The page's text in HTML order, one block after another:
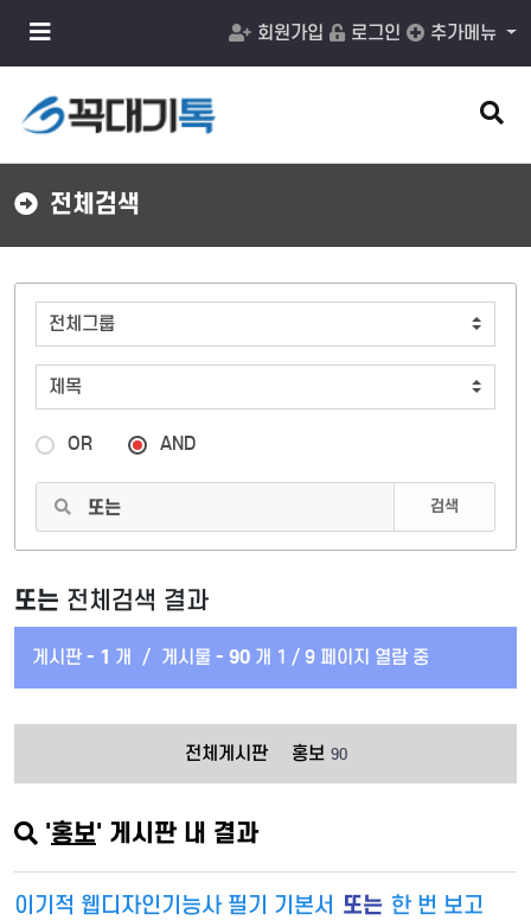
메
튼
회원가입 로그인 추가메뉴
검
색
버
전체검색
OR AND
검색
또는 전체검색 결과
게시판 - 1 개 / 게시물 - 90 개 1 / 9 페이지 열람 중
전체게시판 홍보 90
'홍보' 게시판 내 결과
이기적 웹디자인기능사 필기 기본서 또는 한 번 보고